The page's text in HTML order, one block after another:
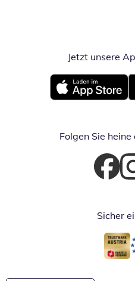
Jetzt unsere
Öffnet in neuem
Folgen Sie
Öffnet in
Sicher
Öffnet